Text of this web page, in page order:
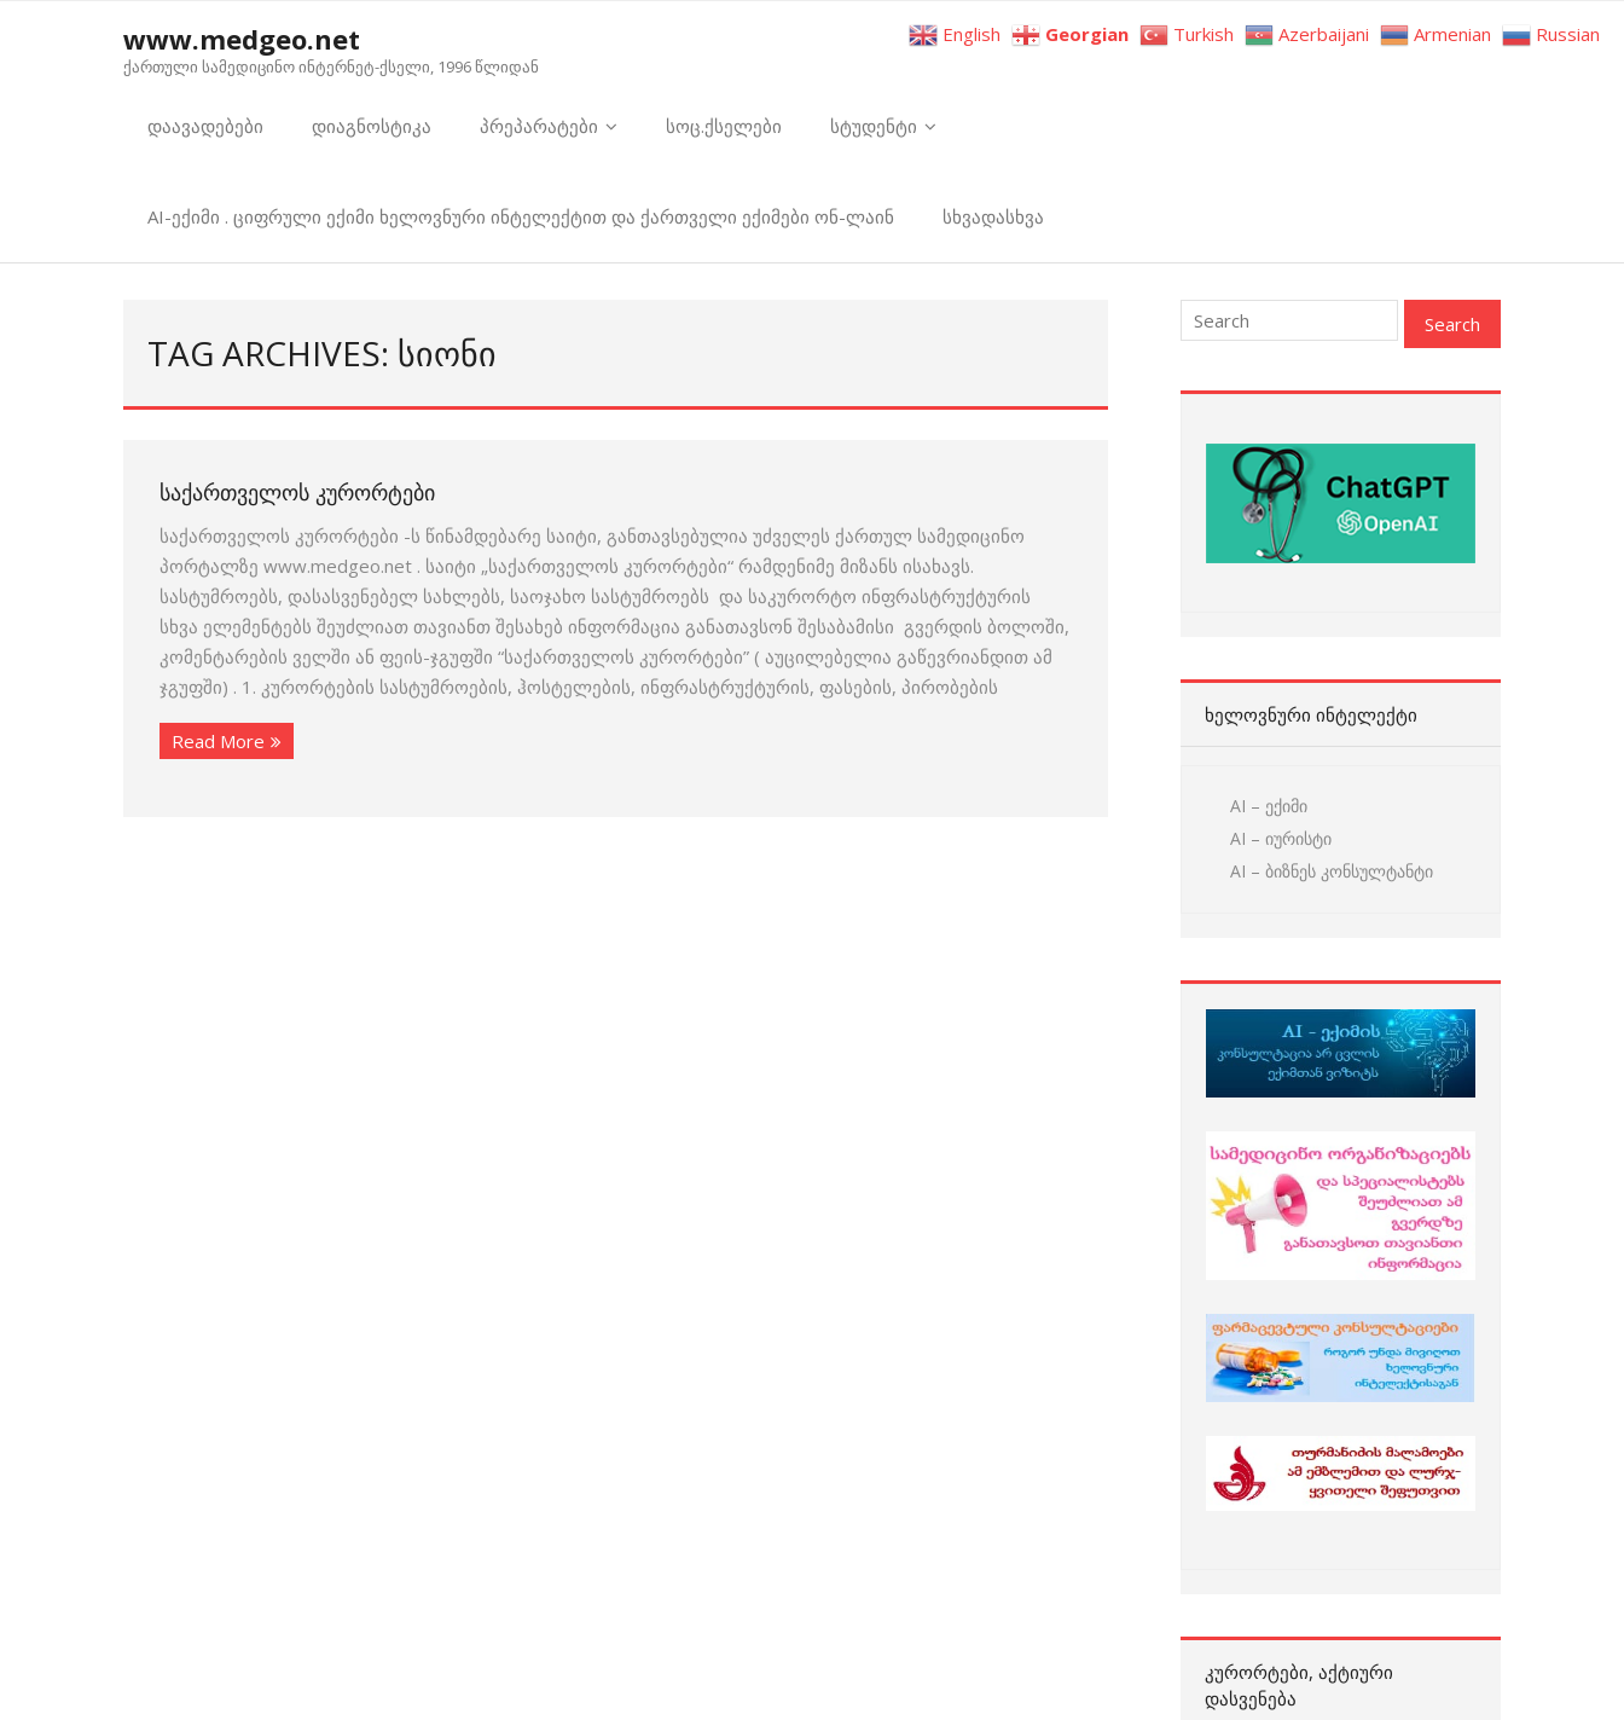
www.medgeo.net
ქართული სამედიცინო ინტერნეტ-ქსელი, 1996 წლიდან
დაავადებები დიაგნოსტიკა პრეპარატები სოც.ქსელები სტუდენტი
AI-ექიმი . ციფრული ექიმი ხელოვნური ინტელექტით და ქართველი ექიმები ონ-ლაინ სხვადასხვა
TAG ARCHIVES: ᲡᲘᲝᲜᲘ
ᲡᲐᲥᲐᲠᲗᲕᲔᲚᲝᲡ ᲙᲣᲠᲝᲠᲢᲔᲑᲘ
საქართველოს კურორტები -ს წინამდებარე საიტი, განთავსებულია უძველეს ქართულ სამედიცინო
პორტალზე www.medgeo.net . საიტი „საქართველოს კურორტები“ რამდენიმე მიზანს ისახავს.
სასტუმროებს, დასასვენებელ სახლებს, საოჯახო სასტუმროებს და საკურორტო ინფრასტრუქტურის
სხვა ელემენტებს შეუძლიათ თავიანთ შესახებ ინფორმაცია განათავსონ შესაბამისი გვერდის ბოლოში,
კომენტარების ველში ან ფეის-ჯგუფში “საქართველოს კურორტები” ( აუცილებელია გაწევრიანდით ამ
ჯგუფში) . 1. კურორტების სასტუმროების, ჰოსტელების, ინფრასტრუქტურის, ფასების, პირობების
Read More
ᲮᲔᲚᲝᲕᲜᲣᲠᲘ ᲘᲜᲢᲔᲚᲔᲥᲢᲘ
AI – ექიმი
AI – იურისტი
AI – ბიზნეს კონსულტანტი
ᲙᲣᲠᲝᲠᲢᲔᲑᲘ, ᲐᲥᲢᲘᲣᲠᲘ
ᲓᲐᲡᲕᲔᲜᲔᲑᲐ
English Georgian Turkish Azerbaijani Armenian Russian